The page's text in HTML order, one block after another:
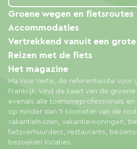
Ma Voie Verte, de referentiesite voor
Frankrijk. Vind de kaart van de
evenals alle toerismeprofessionals
op minder dan 5 kilometer van de
vakantiehuizen, vakantiewoningen,
fietsverhuurders, restaurants,
bezoeken locaties.
Groene wegen en fietsroutes
Accommodaties
Vertrekkend vanuit een grote
Reizen met de fiets
Het magazine